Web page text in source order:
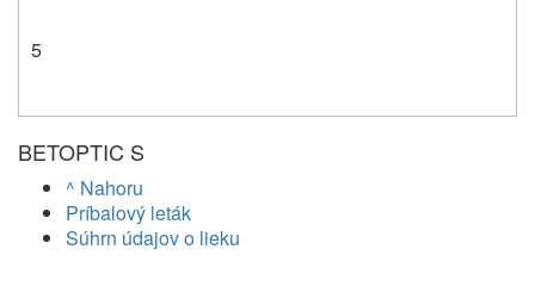
5
BETOPTIC S
^ Nahoru
Príbalový leták
Súhrn údajov o lieku